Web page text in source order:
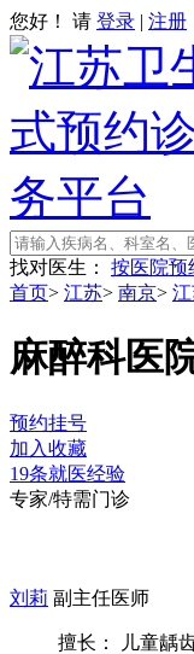
您好！ 请 登录 | 注册
找对医生：
按医院预
首页> 江苏> 南京>
麻醉科医
预约挂号
加入收藏
19条就医经验
专家/特需门诊
刘莉 副主任医师
擅长： 儿童龋